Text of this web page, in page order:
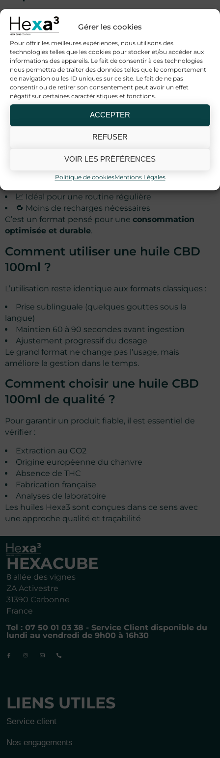
Gérer les cookies
Pour offrir les meilleures expériences, nous utilisons des
technologies telles que les cookies pour stocker et/ou accéder aux
informations des appareils. Le fait de consentir à ces technologies
nous permettra de traiter des données telles que le comportement
de navigation ou les ID uniques sur ce site. Le fait de ne pas
consentir ou de retirer son consentement peut avoir un effet
négatif sur certaines caractéristiques et fonctions.
ACCEPTER
REFUSER
VOIR LES PRÉFÉRENCES
Politique de cookiesMentions Légales
Les huiles CBD en format XXL sont généralement
proposées en plusieurs concentrations :
20% : dosage intermédiaire adapté à une
utilisation quotidienne
30% : concentration plus élevée pour utilisateurs
expérimentés
Ces différentes options permettent d’adapter le
produit à son niveau d’expérience et à ses besoins.
Les avantages du format 100ml
💰 Coût par mg de CBD réduit
📈 Idéal pour une routine régulière
🔁 Moins de recharges nécessaires
C’est un format pensé pour une consommation
optimisée et durable.
Comment utiliser une huile CBD
100ml ?
L’utilisation reste identique aux formats classiques :
Prise sublinguale (quelques gouttes sous la
langue)
Maintien 60 à 90 secondes avant ingestion
Ajustement progressif du dosage
Le grand format ne change pas l’usage, mais
améliore la gestion dans le temps.
Comment choisir une huile CBD
100ml de qualité ?
Pour garantir un produit fiable, il est essentiel de
vérifier :
Extraction au CO2
Origine européenne du chanvre
Absence de THC
Fabrication française
Analyses de laboratoire
Les huiles Hexa3 sont conçues dans ce sens avec
une approche qualité et traçabilité
HEXACUBE
8 allée des vignes
ZA Activestre
31390 Carbonne
France
Tel : 07 50 01 03 38 - Service Client disponible du
lundi au vendredi de 9h00 à 16h30
LIENS UTILES
Service client
Nos engagements